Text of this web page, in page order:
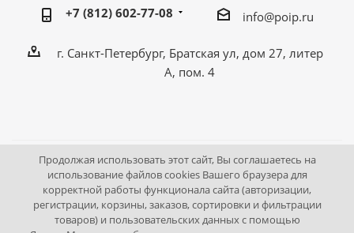
+7 (812) 602-77-08 info@poip.ru
г. Санкт-Петербург, Братская ул, дом 27, литер
А, пом. 4
2009 - 2026 © Промышленное оборудование Интернет
портал.
195043, г. Санкт-Петербург, Братская ул, дом 27, литер А,
Продолжая использовать этот сайт, Вы соглашаетесь на
использование файлов cookies Вашего браузера для
корректной работы функционала сайта (авторизации,
регистрации, корзины, заказов, сортировки и фильтрации
товаров) и пользовательских данных с помощью